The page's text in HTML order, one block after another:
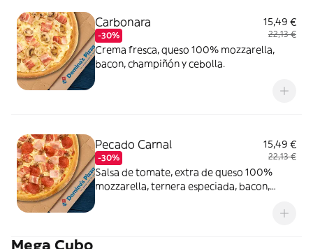
Carbonara
-30%
15,49 €
22,13 €
Crema fresca, queso 100% mozzarella,
bacon, champiñón y cebolla.
Pecado Carnal
-30%
15,49 €
22,13 €
Salsa de tomate, extra de queso 100%
mozzarella, ternera especiada, bacon,
Mega Cubo